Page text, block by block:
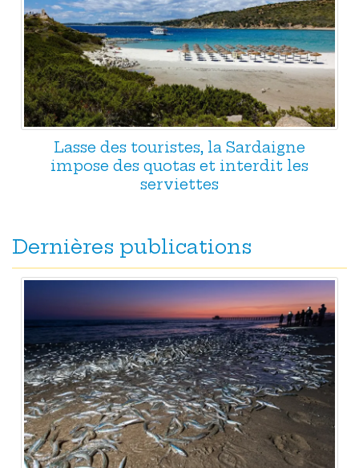
Lasse des touristes, la Sardaigne
impose des quotas et interdit les
serviettes
Dernières publications